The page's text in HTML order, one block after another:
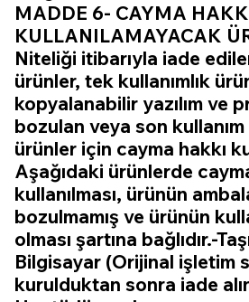
MADDE 6- CAYMA
KULLANILAMAYACAK
Niteliği itibarıyla iade
ürünler, tek kullanımlık
kopyalanabilir yazılım ve
bozulan veya son
ürünler için cayma hakkı
Aşağıdaki ürünlerde
kullanılması, ürünün
bozulmamış ve ürünün
olması şartına bağlıdır.-
Bilgisayar (Orijinal işletim
kurulduktan sonra iade